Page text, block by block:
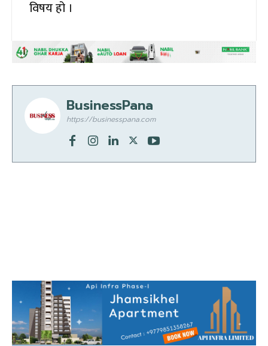
विषय हो ।
BusinessPana
https://businesspana.com